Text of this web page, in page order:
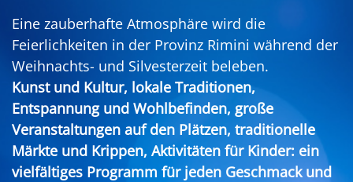
Eine zauberhafte Atmosphäre wird die
Feierlichkeiten in der Provinz Rimini während der
Weihnachts- und Silvesterzeit beleben.
Kunst und Kultur, lokale Traditionen,
Entspannung und Wohlbefinden, große
Veranstaltungen auf den Plätzen, traditionelle
Märkte und Krippen, Aktivitäten für Kinder: ein
vielfältiges Programm für jeden Geschmack und